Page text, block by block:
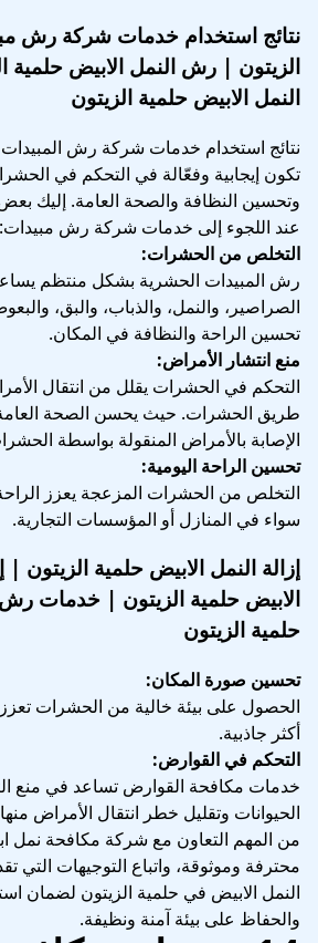
نتائج استخدام خدمات شركة رش
الزيتون | رش النمل الابيض حلمية
النمل الابيض حلمية الزيتون
نتائج استخدام خدمات شركة رش
تكون إيجابية وفعّالة في التحكم في
وتحسين النظافة والصحة العامة. إليك بعض
عند اللجوء إلى خدمات شركة رش مبيدات:
التخلص من الحشرات:
رش المبيدات الحشرية بشكل منتظم
الصراصير، والنمل، والذباب، والبق،
تحسين الراحة والنظافة في المكان.
منع انتشار الأمراض:
التحكم في الحشرات يقلل من انتقال
طريق الحشرات. حيث يحسن الصحة
الإصابة بالأمراض المنقولة بواسطة
تحسين الراحة اليومية:
التخلص من الحشرات المزعجة يعزز
سواء في المنازل أو المؤسسات التجارية.
إزالة النمل الابيض حلمية الزيتون |
الابيض حلمية الزيتون | خدمات رش
حلمية الزيتون
تحسين صورة المكان:
الحصول على بيئة خالية من الحشرات
أكثر جاذبية.
التحكم في القوارض:
خدمات مكافحة القوارض تساعد في منع
الحيوانات وتقليل خطر انتقال الأمراض
من المهم التعاون مع شركة مكافحة نمل
محترفة وموثوقة، واتباع التوجيهات التي
النمل الابيض في حلمية الزيتون لضمان
والحفاظ على بيئة آمنة ونظيفة.